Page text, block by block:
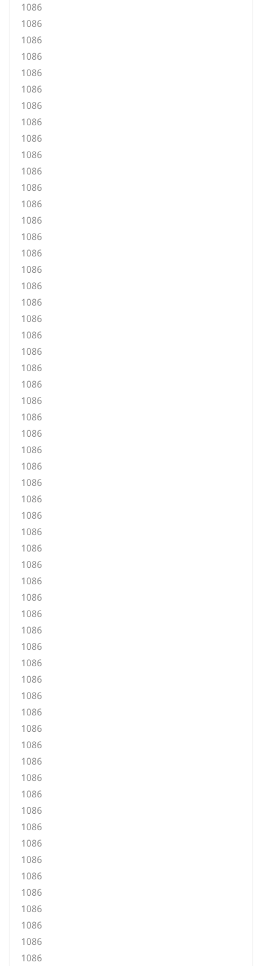
1086
1086
1086
1086
1086
1086
1086
1086
1086
1086
1086
1086
1086
1086
1086
1086
1086
1086
1086
1086
1086
1086
1086
1086
1086
1086
1086
1086
1086
1086
1086
1086
1086
1086
1086
1086
1086
1086
1086
1086
1086
1086
1086
1086
1086
1086
1086
1086
1086
1086
1086
1086
1086
1086
1086
1086
1086
1086
1086